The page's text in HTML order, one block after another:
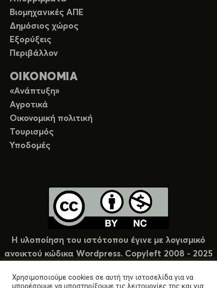
Βιομηχανικές ΑΠΕ
Δημόσιος χώρος
Εξορύξεις
Περιβάλλον
ΟΙΚΟΝΟΜΙΑ
«Ανάπτυξη»
Αγροτικά
Οικονομική πολιτική
Τουρισμός
Υποδομές
Η υλοποίηση του ιστότοπου έγινε με λογισμικό
ανοικτού κώδικα Wordpress. Copyleft 2008 - 2025
Χρησιμοποιούμε cookies σε αυτή την ιστοσελίδα για να
μπορέσουμε να υποστηρίξουμε τις λειτουργίες της και για